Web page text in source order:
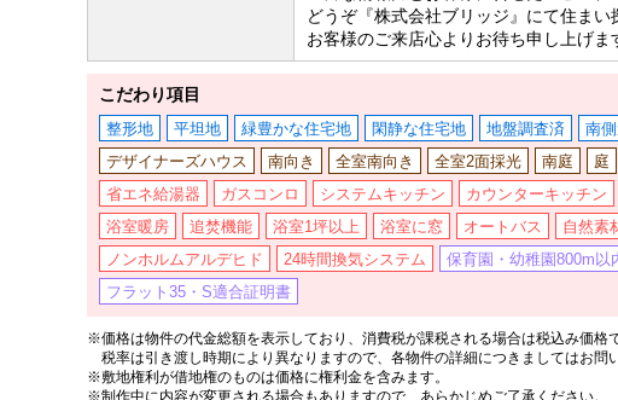
どうぞ『株式会社ブリッジ』にて住まい
お客様のご来店心よりお待ち申し上げま
こだわり項目
整形地 平坦地 緑豊かな住宅地 閑静な住宅地 地盤調査済 南
デザイナーズハウス
南向き 全室南向き 全室2面採光 南庭 庭
省エネ給湯器
ガスコンロ システムキッチン カウンターキッチン
浴室暖房
追焚機能 浴室1坪以上 浴室に窓 オートバス 自然素
ノンホルムアルデヒド
24時間換気システム 保育園・幼稚園800m以
フラット35・S適合証明書
※価格は物件の代金総額を表示しており、消費税が課税される場合は税込み価格
税率は引き渡し時期により異なりますので、各物件の詳細につきましてはお問
※敷地権利が借地権のものは価格に権利金を含みます。
※制作中に内容が変更される場合もありますので、あらかじめご了承ください。